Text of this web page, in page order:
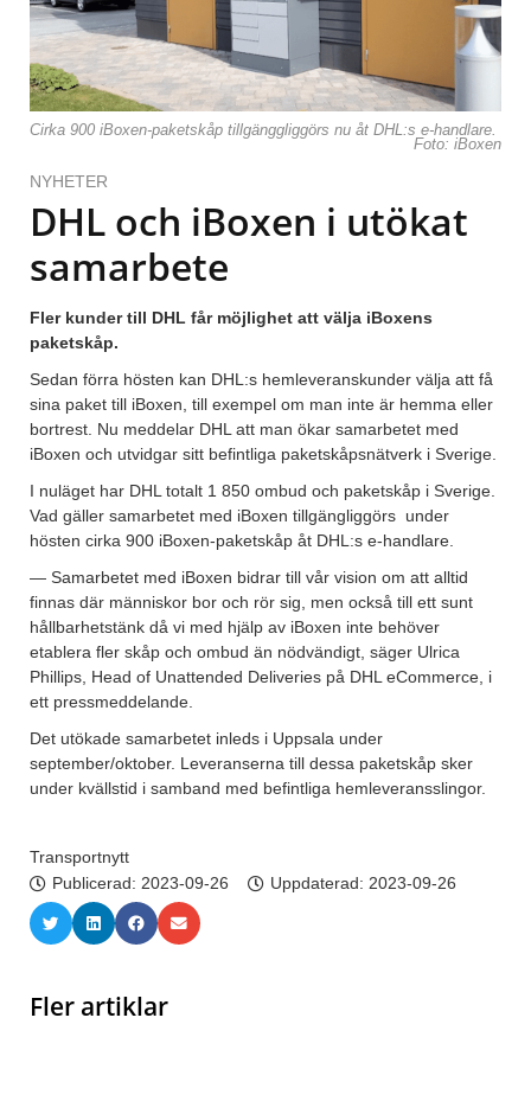
Cirka 900 iBoxen-paketskåp tillgänggliggörs nu åt DHL:s e-handlare.
Foto: iBoxen
NYHETER
DHL och iBoxen i utökat
samarbete
Fler kunder till DHL får möjlighet att välja iBoxens
paketskåp.
Sedan förra hösten kan DHL:s hemleverans­kunder välja att få
sina paket­ till iBoxen, till exempel om man inte är hemma eller
bortrest. Nu meddelar DHL att man ökar samarbetet med
iBoxen och utvidgar sitt befintliga paketskåpsnätverk i Sverige.
I nuläget har DHL totalt 1 850 ombud och paketskåp i Sverige.
Vad gäller samarbetet med iBoxen tillgängliggörs under
hösten cirka 900 iBoxen-paketskåp åt DHL:s e-handlare.
— Samarbetet med iBoxen bidrar till vår vision om att alltid
finnas där människor bor och rör sig, men också till ett sunt
hållbarhetstänk då vi med hjälp av iBoxen inte behöver
etablera fler skåp och ombud än nödvändigt, säger Ulrica
Phillips, Head of Unattended Deliveries på DHL eCommerce, i
ett pressmeddelande.
Det utökade samarbetet inleds i Uppsala under
september/oktober. Leveranserna till dessa paketskåp sker
under kvällstid i samband med befintliga hemleveransslingor.
Transportnytt
Publicerad: 2023-09-26 Uppdaterad: 2023-09-26
Fler artiklar